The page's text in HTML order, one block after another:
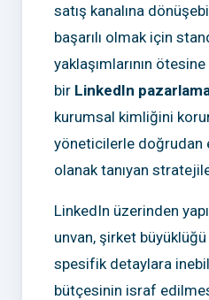
satış kanalına
başarılı olmak için
yaklaşımlarının
bir LinkedIn
kurumsal kimliğini
yöneticilerle doğrudan
olanak tanıyan
LinkedIn üzerinden
unvan, şirket
spesifik detaylara
bütçesinin israf